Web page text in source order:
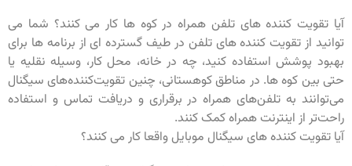
آیا تقویت کننده های تلفن همراه در کوه ها کار می کنند؟ شما می
توانید از تقویت کننده های تلفن در طیف گسترده ای از برنامه ها برای
بهبود پوشش استفاده کنید، چه در خانه، محل کار، وسیله نقلیه یا
حتی بین کوه ها. در مناطق کوهستانی، چنین تقویت‌کننده‌های سیگنال
می‌توانند به تلفن‌های همراه در برقراری و دریافت تماس و استفاده
راحت‌تر از اینترنت همراه کمک کنند.
آیا تقویت کننده های سیگنال موبایل واقعا کار می کنند؟